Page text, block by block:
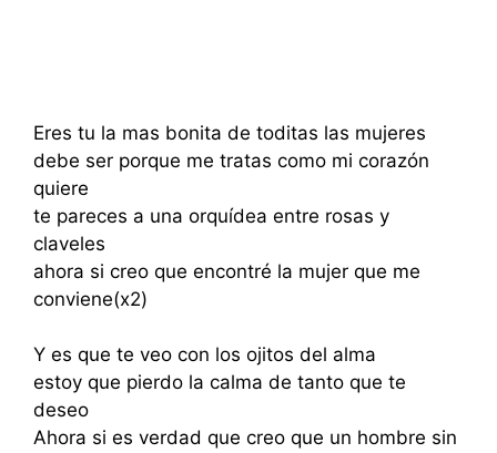
Eres tu la mas bonita de toditas las mujeres
debe ser porque me tratas como mi corazón
quiere
te pareces a una orquídea entre rosas y
claveles
ahora si creo que encontré la mujer que me
conviene(x2)
Y es que te veo con los ojitos del alma
estoy que pierdo la calma de tanto que te
deseo
Ahora si es verdad que creo que un hombre sin